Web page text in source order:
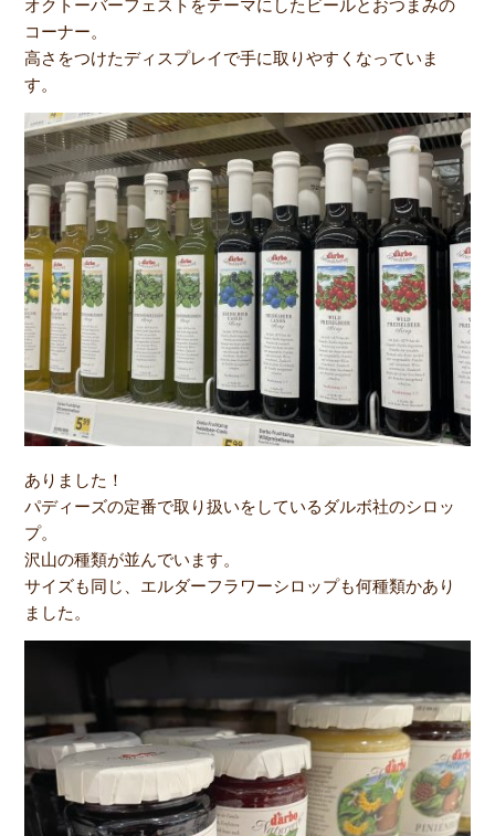
オクトーバーフェストをテーマにしたビールとおつまみの
コーナー。
高さをつけたディスプレイで手に取りやすくなっていま
す。
ありました！
パディーズの定番で取り扱いをしているダルボ社のシロッ
プ。
沢山の種類が並んでいます。
サイズも同じ、エルダーフラワーシロップも何種類かあり
ました。